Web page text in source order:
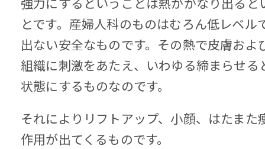
とです。産婦人科のものはむろん低レベル
出ない安全なものです。その熱で皮膚およ
組織に刺激をあたえ、いわゆる締まらせる
状態にするものなのです。
それによりリフトアップ、小顔、はたまた
作用が出てくるものです。